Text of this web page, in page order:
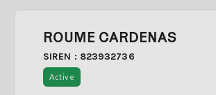
ROUME CARDENAS
SIREN : 823932736
Active